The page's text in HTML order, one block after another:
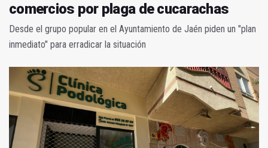
comercios por plaga de cucarachas
Desde el grupo popular en el Ayuntamiento de Jaén piden un "plan
inmediato" para erradicar la situación